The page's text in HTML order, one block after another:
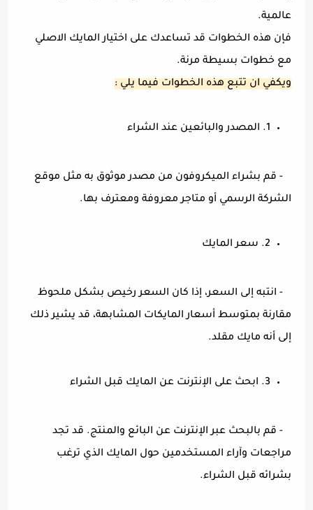
عالمية.
فإن هذه الخطوات قد تساعدك على اختيار المايك الاصلي
مع خطوات بسيطة مرنة.
ويكفي ان تتبع هذه الخطوات فيما يلي :
1. المصدر والبائعين عند الشراء
- قم بشراء الميكروفون من مصدر موثوق به مثل موقع
الشركة الرسمي أو متاجر معروفة ومعترف بها.
2. سعر المايك
- انتبه إلى السعر، إذا كان السعر رخيص بشكل ملحوظ
مقارنة بمتوسط أسعار المايكات المشابهة، قد يشير ذلك
إلى أنه مايك مقلد.
3. ابحث على الإنترنت عن المايك قبل الشراء
- قم بالبحث عبر الإنترنت عن البائع والمنتج. قد تجد
مراجعات وآراء المستخدمين حول المايك الذي ترغب
بشرائه قبل الشراء.